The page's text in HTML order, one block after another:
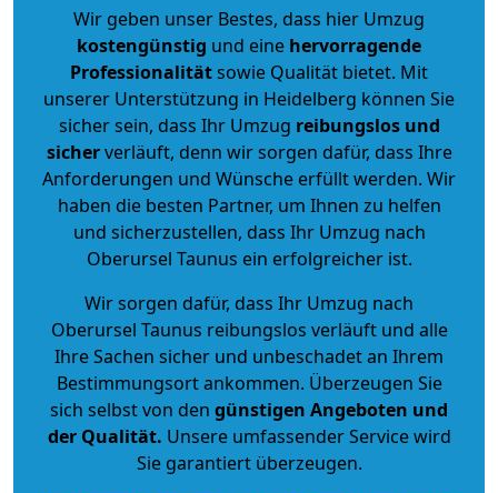
Wir geben unser Bestes, dass hier Umzug
kostengünstig und eine hervorragende
Professionalitätsowie Qualität bietet. Mit
unserer Unterstützung in Heidelberg können Sie
sicher sein, dass Ihr Umzug reibungslos und
sicherverläuft, denn wir sorgen dafür, dass Ihre
Anforderungen und Wünsche erfüllt werden. Wir
haben die besten Partner, um Ihnen zu helfen
und sicherzustellen, dass Ihr Umzug nach
Oberursel Taunus ein erfolgreicher ist.
Wir sorgen dafür, dass Ihr Umzug nach
Oberursel Taunus reibungslos verläuft und alle
Ihre Sachen sicher und unbeschadet an Ihrem
Bestimmungsort ankommen. Überzeugen Sie
sich selbst von den günstigen Angeboten und
der Qualität. Unsere umfassender Service wird
Sie garantiert überzeugen.